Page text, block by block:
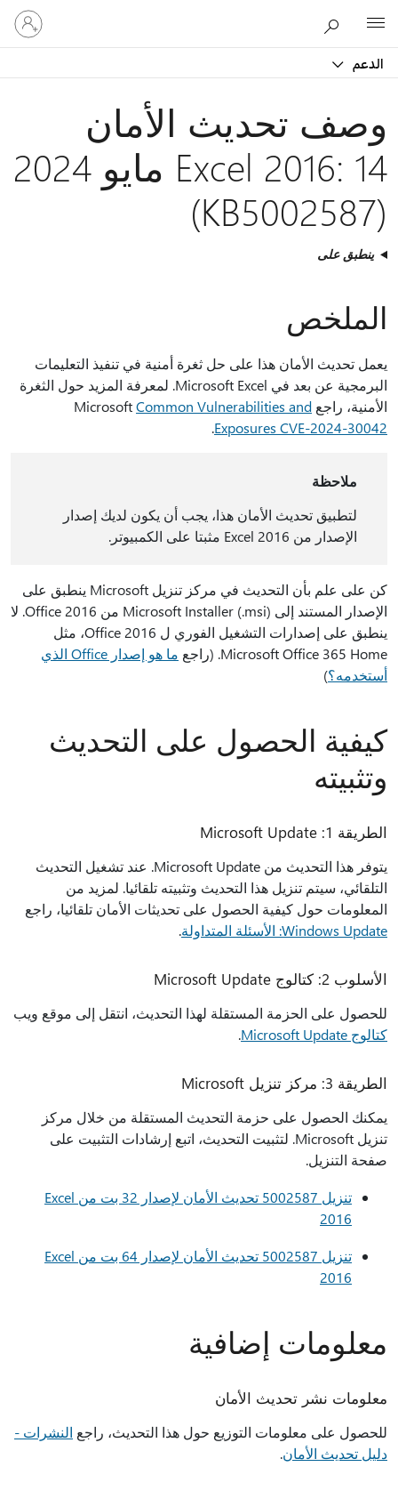
الدعم
تسجيل
الدخول
إلى
وصف تحديث الأمان
Excel 2016: 14 مايو 2024
(KB5002587)
ينطبق على
الملخص
يعمل تحديث الأمان هذا على حل ثغرة أمنية في تنفيذ التعليمات
البرمجية عن بعد في Microsoft Excel. لمعرفة المزيد حول الثغرة
الأمنية، راجع Microsoft Common Vulnerabilities and
Exposures CVE-2024-30042
.
ملاحظة
لتطبيق تحديث الأمان هذا، يجب أن يكون لديك إصدار
الإصدار من Excel 2016 مثبتا على الكمبيوتر.
كن على علم بأن التحديث في مركز تنزيل Microsoft ينطبق على
الإصدار المستند إلى Microsoft Installer (.msi) من Office 2016. لا
ينطبق على إصدارات التشغيل الفوري ل Office 2016، مثل
Microsoft Office 365 Home. (راجع
ما هو إصدار Office الذي
أستخدمه؟)
كيفية الحصول على التحديث
وتثبيته
الطريقة 1: Microsoft Update
يتوفر هذا التحديث من Microsoft Update. عند تشغيل التحديث
التلقائي، سيتم تنزيل هذا التحديث وتثبيته تلقائيا. لمزيد من
المعلومات حول كيفية الحصول على تحديثات الأمان تلقائيا، راجع
Windows Update: الأسئلة المتداولة
.
الأسلوب 2: كتالوج Microsoft Update
للحصول على الحزمة المستقلة لهذا التحديث، انتقل إلى موقع ويب
كتالوج Microsoft Update
.
الطريقة 3: مركز تنزيل Microsoft
يمكنك الحصول على حزمة التحديث المستقلة من خلال مركز
تنزيل Microsoft. لتثبيت التحديث، اتبع إرشادات التثبيت على
صفحة التنزيل.
تنزيل 5002587 تحديث الأمان لإصدار 32 بت من Excel
2016
تنزيل 5002587 تحديث الأمان لإصدار 64 بت من Excel
2016
معلومات إضافية
معلومات نشر تحديث الأمان
للحصول على معلومات التوزيع حول هذا التحديث، راجع النشرات -
دليل تحديث الأمان.